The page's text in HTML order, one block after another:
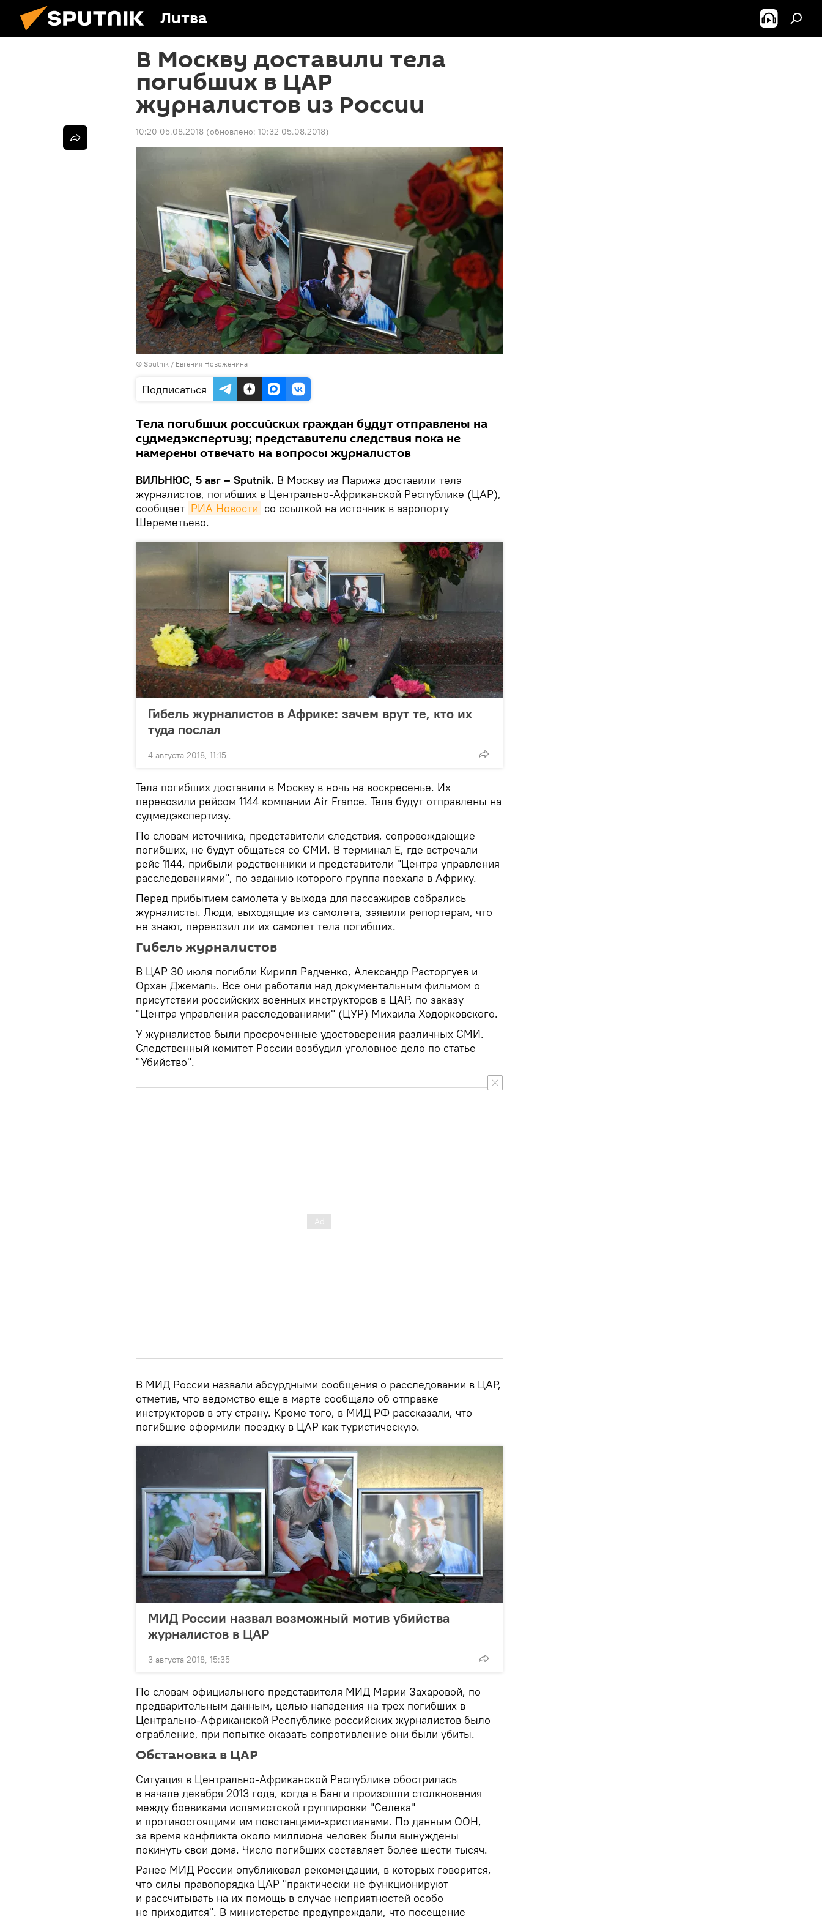
Литва
В Москву доставили тела
погибших в ЦАР
журналистов из России
10:20 05.08.2018 (обновлено: 10:32 05.08.2018)
© Sputnik / Евгения Новоженина
Подписаться
Тела погибших российских граждан будут отправлены на
судмедэкспертизу; представители следствия пока не
намерены отвечать на вопросы журналистов
ВИЛЬНЮС, 5 авг – Sputnik. В Москву из Парижа доставили тела
журналистов, погибших в Центрально-Африканской Республике (ЦАР),
сообщает РИА Новости со ссылкой на источник в аэропорту
Шереметьево.
Гибель журналистов в Африке: зачем врут те, кто их
туда послал
4 августа 2018, 11:15
Тела погибших доставили в Москву в ночь на воскресенье. Их
перевозили рейсом 1144 компании Air France. Тела будут отправлены на
судмедэкспертизу.
По словам источника, представители следствия, сопровождающие
погибших, не будут общаться со СМИ. В терминал Е, где встречали
рейс 1144, прибыли родственники и представители "Центра управления
расследованиями", по заданию которого группа поехала в Африку.
Перед прибытием самолета у выхода для пассажиров собрались
журналисты. Люди, выходящие из самолета, заявили репортерам, что
не знают, перевозил ли их самолет тела погибших.
Гибель журналистов
В ЦАР 30 июля погибли Кирилл Радченко, Александр Расторгуев и
Орхан Джемаль. Все они работали над документальным фильмом о
присутствии российских военных инструкторов в ЦАР, по заказу
"Центра управления расследованиями" (ЦУР) Михаила Ходорковского.
У журналистов были просроченные удостоверения различных СМИ.
Следственный комитет России возбудил уголовное дело по статье
"Убийство".
В МИД России назвали абсурдными сообщения о расследовании в ЦАР,
отметив, что ведомство еще в марте сообщало об отправке
инструкторов в эту страну. Кроме того, в МИД РФ рассказали, что
погибшие оформили поездку в ЦАР как туристическую.
МИД России назвал возможный мотив убийства
журналистов в ЦАР
3 августа 2018, 15:35
По словам официального представителя МИД Марии Захаровой, по
предварительным данным, целью нападения на трех погибших в
Центрально-Африканской Республике российских журналистов было
ограбление, при попытке оказать сопротивление они были убиты.
Обстановка в ЦАР
Ситуация в Центрально-Африканской Республике обострилась
в начале декабря 2013 года, когда в Банги произошли столкновения
между боевиками исламистской группировки "Селека"
и противостоящими им повстанцами-христианами. По данным ООН,
за время конфликта около миллиона человек были вынуждены
покинуть свои дома. Число погибших составляет более шести тысяч.
Ранее МИД России опубликовал рекомендации, в которых говорится,
что силы правопорядка ЦАР "практически не функционируют
и рассчитывать на их помощь в случае неприятностей особо
не приходится". В министерстве предупреждали, что посещение